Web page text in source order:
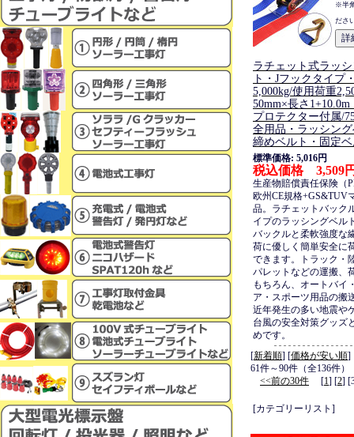
※半
ださ
ラチェット式ラッ
ト・Jフックタイプ
5,000kg/使用荷重
50mm×長さ
プロテクター付属/
全用品・ラッシン
締めベルト・固定
標準価格: 5,016円
税込価格 3,509
生産物賠償責任保険（
欧州CE規格+GS&TUV
品。ラチェットバック
イプのラッシングベル
バックルと柔軟強度な
荷に優しく簡単安全に
できます。トラック・
パレットなどの運搬、
もちろん、オートバイ
ア・スポーツ用品の搬
近年発生の多い地震や
台風の安全対策グッズ
めです。
[新着順] [価格が安い順]
61件～90件（全136件）
<<前の30件 [1] [2]
[カテゴリーリスト]